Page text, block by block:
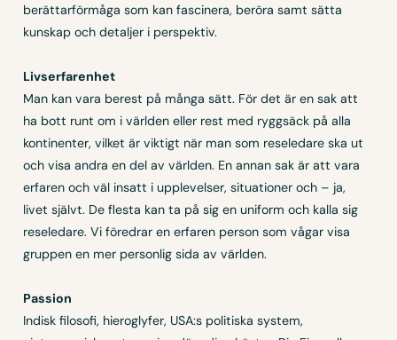
berättarförmåga som kan fascinera, beröra samt sätta
kunskap och detaljer i perspektiv.
Livserfarenhet
Man kan vara berest på många sätt. För det är en sak att
ha bott runt om i världen eller rest med ryggsäck på alla
kontinenter, vilket är viktigt när man som reseledare ska ut
och visa andra en del av världen. En annan sak är att vara
erfaren och väl insatt i upplevelser, situationer och – ja,
livet självt. De flesta kan ta på sig en uniform och kalla sig
reseledare. Vi föredrar en erfaren person som vågar visa
gruppen en mer personlig sida av världen.
Passion
Indisk filosofi, hieroglyfer, USA:s politiska system,